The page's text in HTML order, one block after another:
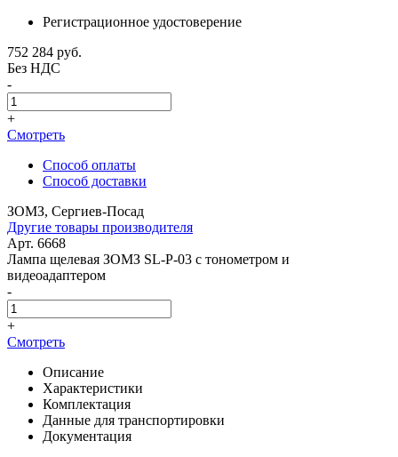
Регистрационное удостоверение
752 284 руб.
Без НДС
-
+
Смотреть
Способ оплаты
Способ доставки
ЗОМЗ, Сергиев-Посад
Другие товары производителя
Арт. 6668
Лампа щелевая ЗОМЗ SL-P-03 с тонометром и
видеоадаптером
-
+
Смотреть
Описание
Характеристики
Комплектация
Данные для транспортировки
Документация